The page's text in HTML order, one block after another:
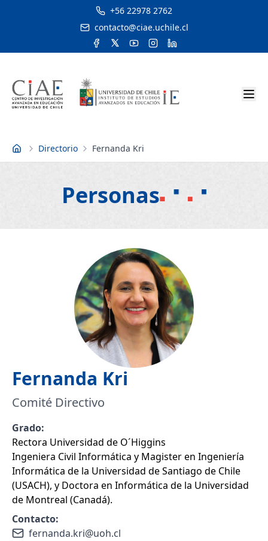
+56 22978 2762
contacto@ciae.uchile.cl
Inicio Directorio Fernanda Kri
Personas
Fernanda Kri
Comité Directivo
Grado:
Rectora Universidad de O´Higgins
Ingeniera Civil Informática y Magister en Ingeniería
Informática de la Universidad de Santiago de Chile
(USACH), y Doctora en Informática de la Universidad
de Montreal (Canadá).
Contacto:
fernanda.kri@uoh.cl